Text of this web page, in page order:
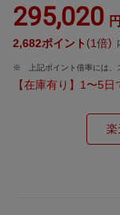
295,020
2,682ポイント 1倍
上記ポイント倍率には
【在庫有り】1〜5
楽